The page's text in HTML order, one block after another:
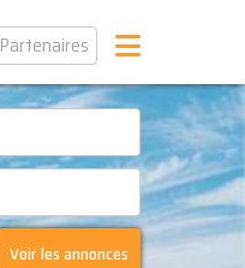
Partenaires
Voir les annonces